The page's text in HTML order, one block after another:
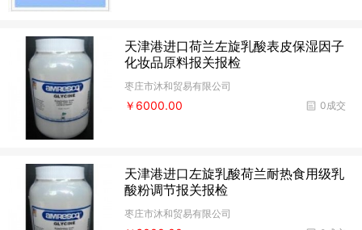
天津港进口荷兰左旋乳酸表皮保湿因子
化妆品原料报关报检
枣庄市沐和贸易有限公司
0成交
￥6000.00
天津港进口左旋乳酸荷兰耐热食用级乳
酸粉调节报关报检
枣庄市沐和贸易有限公司